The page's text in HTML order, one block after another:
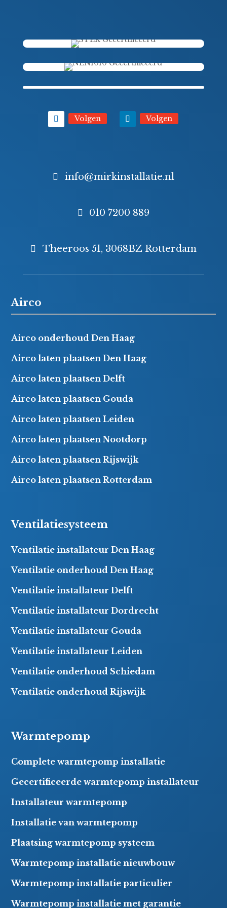
Volgen Volgen
info@mirkinstallatie.nl
010 7200 889
Theeroos 51, 3068BZ Rotterdam
Airco
Airco onderhoud Den Haag
Airco laten plaatsen Den Haag
Airco laten plaatsen Delft
Airco laten plaatsen Gouda
Airco laten plaatsen Leiden
Airco laten plaatsen Nootdorp
Airco laten plaatsen Rijswijk
Airco laten plaatsen Rotterdam
Ventilatiesysteem
Ventilatie installateur Den Haag
Ventilatie onderhoud Den Haag
Ventilatie installateur Delft
Ventilatie installateur Dordrecht
Ventilatie installateur Gouda
Ventilatie installateur Leiden
Ventilatie onderhoud Schiedam
Ventilatie onderhoud Rijswijk
Warmtepomp
Complete warmtepomp installatie
Gecertificeerde warmtepomp installateur
Installateur warmtepomp
Installatie van warmtepomp
Plaatsing warmtepomp systeem
Warmtepomp installatie nieuwbouw
Warmtepomp installatie particulier
Warmtepomp installatie met garantie